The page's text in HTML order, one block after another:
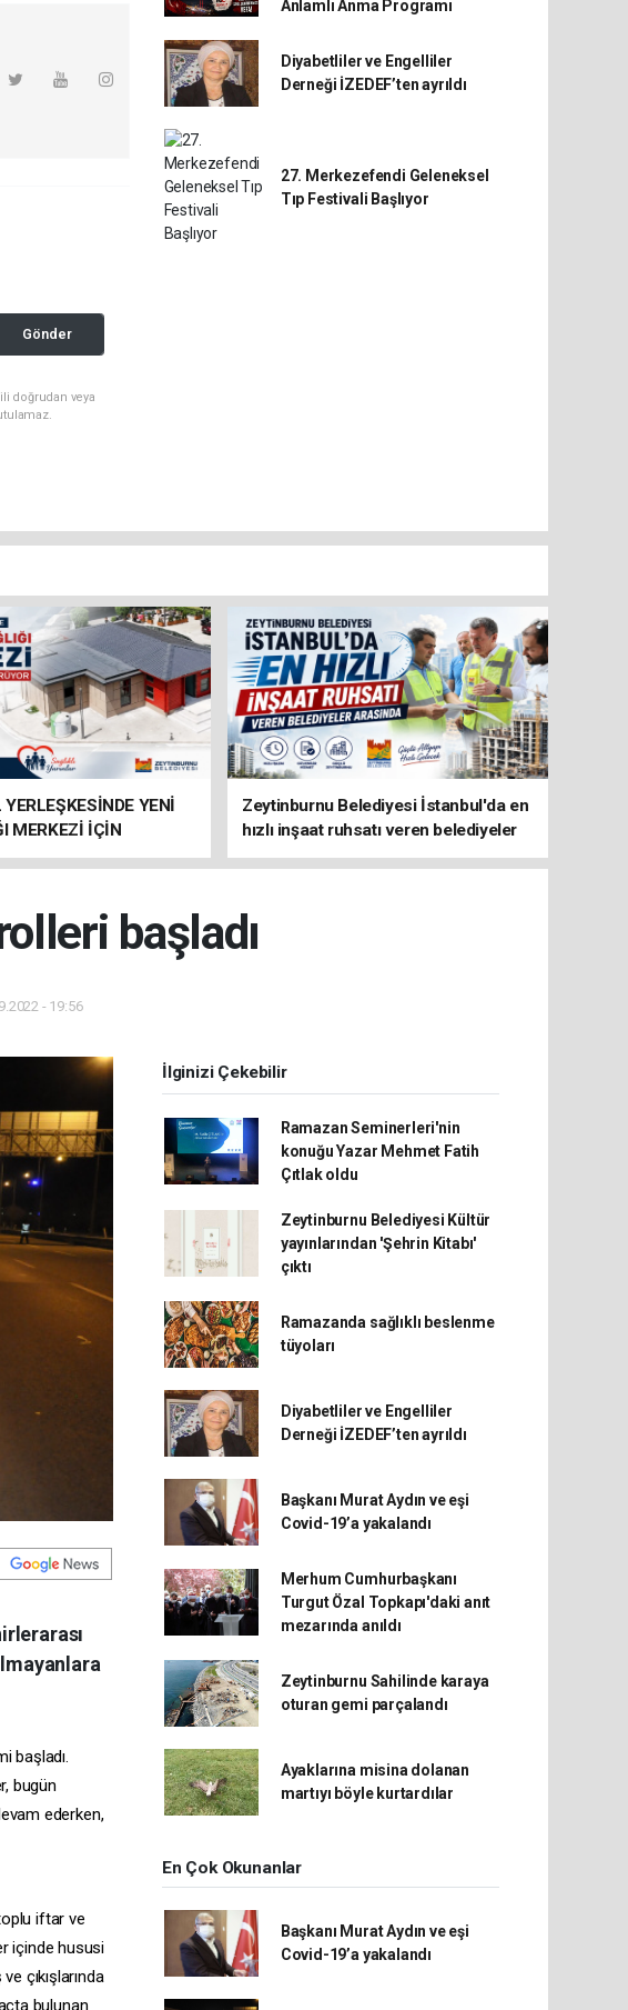
Gönder
doğrudan veya
Anlamlı Anma Programı
Diyabetliler ve Engelliler
Derneği İZEDEF’ten ayrıldı
27. Merkezefendi Geleneksel
Tıp Festivali Başlıyor
YENİ
MERKEZİ İÇİN
SÜRÜYOR
Zeytinburnu Belediyesi İstanbul'da en
hızlı inşaat ruhsatı veren belediyeler
arasında
başladı
- 19:56
başladı.
bugün
ederken,
iftar ve
içinde hususi
çıkışlarında
bulunan
İlginizi Çekebilir
Ramazan Seminerleri'nin
konuğu Yazar Mehmet Fatih
Çıtlak oldu
Zeytinburnu Belediyesi Kültür
yayınlarından 'Şehrin Kitabı'
çıktı
Ramazanda sağlıklı beslenme
tüyoları
Diyabetliler ve Engelliler
Derneği İZEDEF’ten ayrıldı
Başkanı Murat Aydın ve eşi
Covid-19’a yakalandı
Merhum Cumhurbaşkanı
Turgut Özal Topkapı'daki anıt
mezarında anıldı
Zeytinburnu Sahilinde karaya
oturan gemi parçalandı
Ayaklarına misina dolanan
martıyı böyle kurtardılar
En Çok Okunanlar
Başkanı Murat Aydın ve eşi
Covid-19’a yakalandı